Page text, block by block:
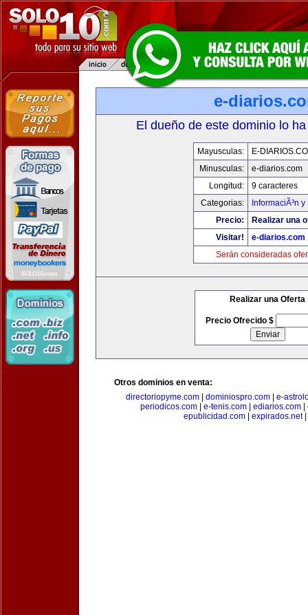
e-
El dueño de este dominio lo
Mayusculas:
E-
Minusculas:
e-diarios.com
Longitud:
9 caracteres
Categorias:
InformaciÃ³n
Precio:
Realizar una
Visitar!
e-diarios.com
Serán consideradas
Realizar una Oferta
Precio Ofrecido $
Otros dominios en venta:
directoriopyme.com| dominiospro.com| e-
periodicos.com| e-tenis.com| ediarios.com|
epublicidad.com
expirados.net|